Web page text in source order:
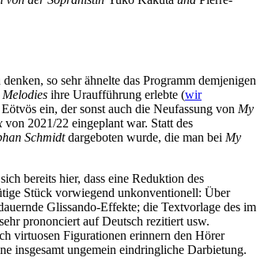
so sehr ähnelte das Programm demjenigen
ihre Uraufführung erlebte (wir
ein, der sonst auch die Neufassung von My
von 2021/22 eingeplant war. Statt des
Schmidtdargeboten wurde, die man bei My
bereits hier, dass eine Reduktion des
Stück vorwiegend unkonventionell: Über
Glissando-Effekte; die Textvorlage des im
prononciert auf Deutsch rezitiert usw.
virtuosen Figurationen erinnern den Hörer
insgesamt ungemein eindringliche Darbietung.